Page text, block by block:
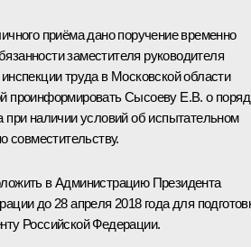
приёма дано поручение временно
заместителя руководителя
труда в Московской области
проинформировать Сысоеву Е.В. о
при наличии условий об испытательном
совместительству.
в Администрацию Президента
до 28 апреля 2018 года для
Российской Федерации.